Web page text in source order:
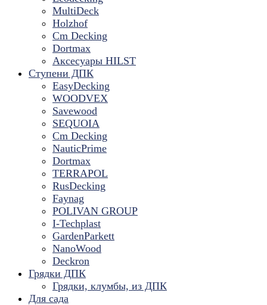
MultiDeck
Holzhof
Cm Decking
Dortmax
Аксесуары HILST
Ступени ДПК
EasyDecking
WOODVEX
Savewood
SEQUOIA
Cm Decking
NauticPrime
Dortmax
TERRAPOL
RusDecking
Faynag
POLIVAN GROUP
I-Techplast
GardenParkett
NanoWood
Deckron
Грядки ДПК
Грядки, клумбы, из ДПК
Для сада